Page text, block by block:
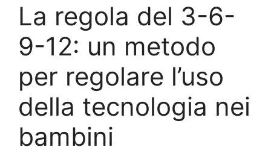
La regola del 3-6-
9-12: un metodo
per regolare l’uso
della tecnologia nei
bambini